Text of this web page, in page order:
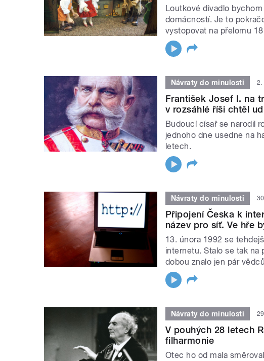
Loutkové divadlo
domácností. Je to
vystopovat na přelomu
Návraty do minulosti 2.
František Josef I. na
v rozsáhlé říši chtěl
Budoucí císař se narodil
jednoho dne usedne na
letech.
Návraty do minulosti
Připojení Česka k
název pro síť. Ve hře
13. února 1992 se
internetu. Stalo se tak na
dobou znalo jen pár
Návraty do minulosti
V pouhých 28 letech
filharmonie
Otec ho od mala